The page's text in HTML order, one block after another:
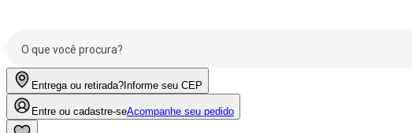
Entrega ou retirada? Informe seu CEP
Entre ou cadastre-seAcompanhe seu pedido